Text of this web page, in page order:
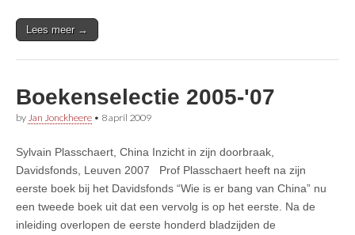
Lees meer →
Boekenselectie 2005-'07
by Jan Jonckheere • 8 april 2009
Sylvain Plasschaert, China Inzicht in zijn doorbraak,
Davidsfonds, Leuven 2007 Prof Plasschaert heeft na zijn
eerste boek bij het Davidsfonds “Wie is er bang van China” nu
een tweede boek uit dat een vervolg is op het eerste. Na de
inleiding overlopen de eerste honderd bladzijden de